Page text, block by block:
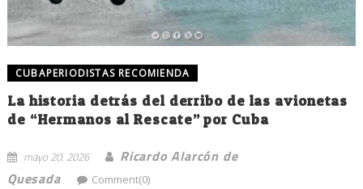
CUBAPERIODISTAS RECOMIENDA
La historia detrás del derribo de las avionetas
de “Hermanos al Rescate” por Cuba
mayo 20, 2026
Ricardo Alarcón de
Quesada
Comment(0)